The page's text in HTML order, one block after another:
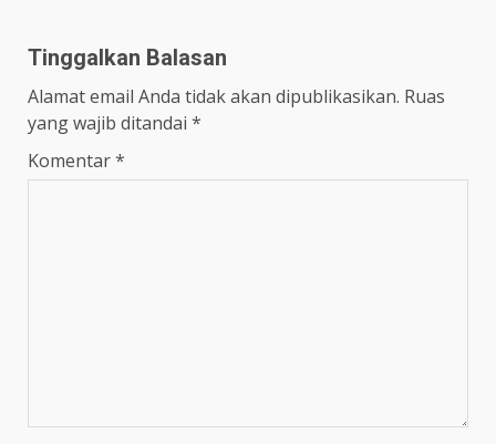
Tinggalkan Balasan
Alamat email Anda tidak akan dipublikasikan. Ruas
yang wajib ditandai *
Komentar*